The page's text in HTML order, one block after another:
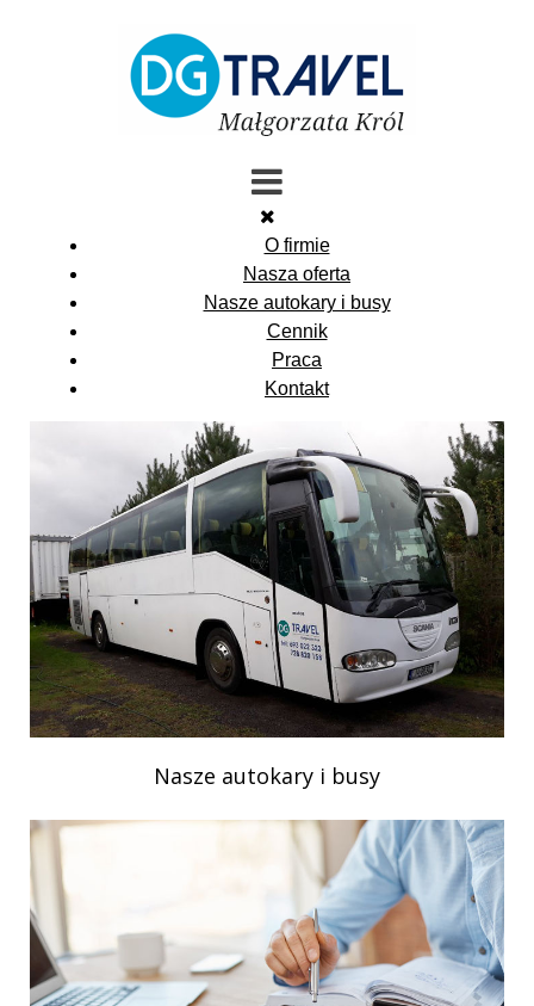
O firmie
Nasza oferta
Nasze autokary i busy
Cennik
Praca
Kontakt
Nasze autokary i busy